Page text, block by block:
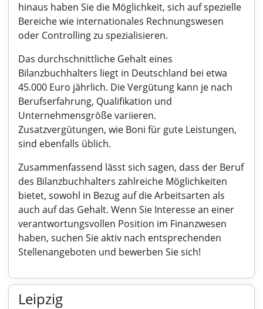
hinaus haben Sie die Möglichkeit, sich auf spezielle
Bereiche wie internationales Rechnungswesen
oder Controlling zu spezialisieren.
Das durchschnittliche Gehalt eines
Bilanzbuchhalters liegt in Deutschland bei etwa
45.000 Euro jährlich. Die Vergütung kann je nach
Berufserfahrung, Qualifikation und
Unternehmensgröße variieren.
Zusatzvergütungen, wie Boni für gute Leistungen,
sind ebenfalls üblich.
Zusammenfassend lässt sich sagen, dass der Beruf
des Bilanzbuchhalters zahlreiche Möglichkeiten
bietet, sowohl in Bezug auf die Arbeitsarten als
auch auf das Gehalt. Wenn Sie Interesse an einer
verantwortungsvollen Position im Finanzwesen
haben, suchen Sie aktiv nach entsprechenden
Stellenangeboten und bewerben Sie sich!
Leipzig